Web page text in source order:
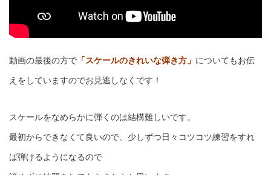
動画の最後の方で 「スケールのきれいな弾き方」 についてもお伝
えをしていますのでお見逃しなくです！
スケールをなめらかに弾くのは結構難しいです。
最初からできなくて良いので、少しずつ日々コツコツ練習をすれ
ば弾けるようになるので